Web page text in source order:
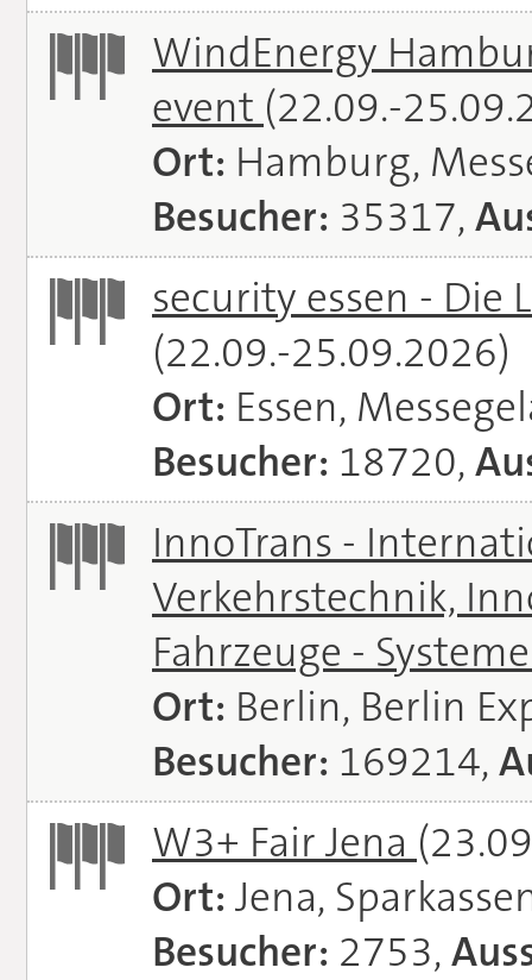
WindEnergy
event (22.09.-
Ort: Hamburg,
Besucher: 35317,
security essen - Die
(22.09.-25.09.2026)
Ort: Essen,
Besucher: 18720,
InnoTrans -
Verkehrstechnik,
Fahrzeuge -
Ort: Berlin, Berlin
Besucher: 169214,
W3+ Fair Jena
Ort: Jena,
Besucher: 2753,